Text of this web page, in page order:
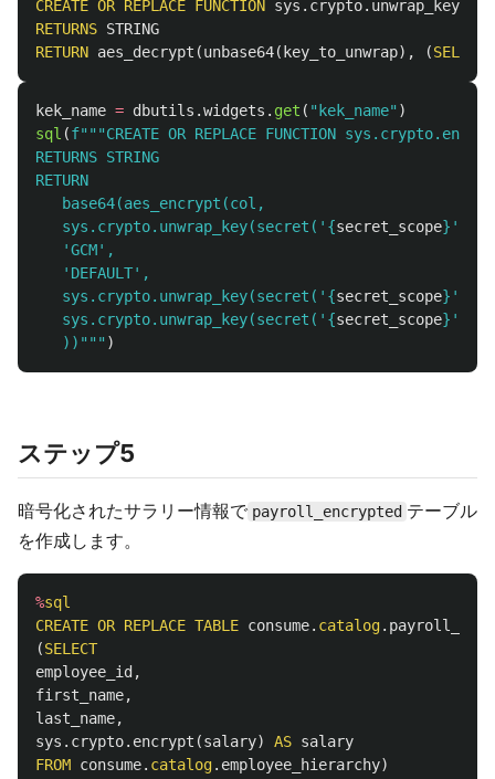
CREATE OR REPLACE FUNCTION sys . crypto. unwrap_key
RETURNS STRING
RETURN aes_decrypt (unbase64( key_to_unwrap), (SELECT
kek_name = dbutils .widgets . get ( " kek_name" )
sql (f"""CREATE OR REPLACE FUNCTION
RETURNS STRING
RETURN
   base64(aes_encrypt(col,
   sys.crypto.unwrap_key(secret(
' {secret_scope} '
'GCM' ,
' DEFAULT' ,
   sys.crypto.unwrap_key(secret(
' {secret_scope} '
   sys.crypto.unwrap_key(secret(
' {secret_scope} '
   ))
""" )
ステップ5
暗号化されたサラリー情報で payroll_encrypted テーブル
を作成します。
%sql
CREATE OR REPLACE TABLE consume. catalog.
(SELECT
employee_id ,
first_name,
last_name,
sys . crypto. encrypt (salary) AS salary
FROM consume. catalog. employee_hierarchy)